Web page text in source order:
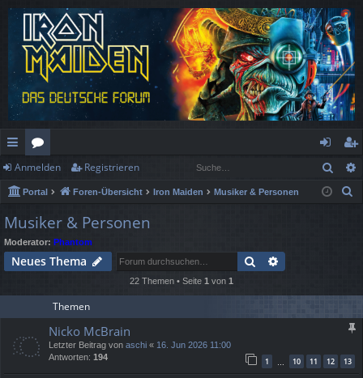
ch
ne
llz
ug
rif
or
en
n
m
eg
ist
Anmelden Registrieren
Portal Foren-Übersicht Iron Maiden Musiker & Personen
Musiker & Personen
Moderator: Phantom
Neues Thema Suche
22 Themen • Seite 1 von 1
Themen
Nicko McBrain
Letzter Beitrag von aschi « 16. Jun 2026 11:00
Antworten: 194 1 10 11 12 13